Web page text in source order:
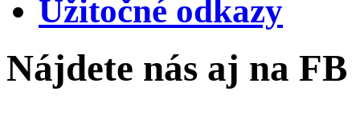
Užitočné odkazy
Nájdete nás aj na FB